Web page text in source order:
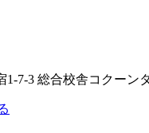
1-7-3 総合校舎コクーン